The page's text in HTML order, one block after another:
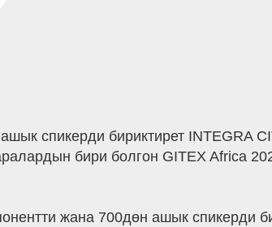
спикерди бириктирет INTEGRA
бири болгон GITEX Africa
жана 700дөн ашык спикерди